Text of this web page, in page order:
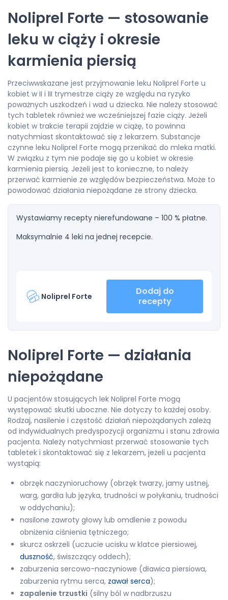
Noliprel Forte — stosowanie
leku w ciąży i okresie
karmienia piersią
Przeciwwskazane jest przyjmowanie leku Noliprel Forte u
kobiet w II i III trymestrze ciąży ze względu na ryzyko
poważnych uszkodzeń i wad u dziecka. Nie należy stosować
tych tabletek również we wcześniejszej fazie ciąży. Jeżeli
kobiet w trakcie terapii zajdzie w ciążę, to powinna
natychmiast skontaktować się z lekarzem. Substancje
czynne leku Noliprel Forte mogą przenikać do mleka matki.
W związku z tym nie podaje się go u kobiet w okresie
karmienia piersią. Jeżeli jest to konieczne, to należy
przerwać karmienie ze względów bezpieczeństwa. Może to
powodować działania niepożądane ze strony dziecka.
Wystawiamy recepty nierefundowane – 100 % płatne.
Maksymalnie 4 leki na jednej recepcie.
Noliprel Forte
Dodaj do
recepty
Noliprel Forte — działania
niepożądane
U pacjentów stosujących lek Noliprel Forte mogą
występować skutki uboczne. Nie dotyczy to każdej osoby.
Rodzaj, nasilenie i częstość działań niepożądanych zależą
od indywidualnych predyspozycji organizmu i stanu zdrowia
pacjenta. Należy natychmiast przerwać stosowanie tych
tabletek i skontaktować się z lekarzem, jeżeli u pacjenta
wystąpią:
obrzęk naczynioruchowy (obrzęk twarzy, jamy ustnej,
warg, gardła lub języka, trudności w połykaniu, trudności
w oddychaniu);
nasilone zawroty głowy lub omdlenie z powodu
obniżenia ciśnienia tętniczego;
skurcz oskrzeli (uczucie ucisku w klatce piersiowej,
duszność, świszczący oddech);
zaburzenia sercowo-naczyniowe (dławica piersiowa,
zaburzenia rytmu serca, zawał serca);
zapalenie trzustki (silny ból w nadbrzuszu